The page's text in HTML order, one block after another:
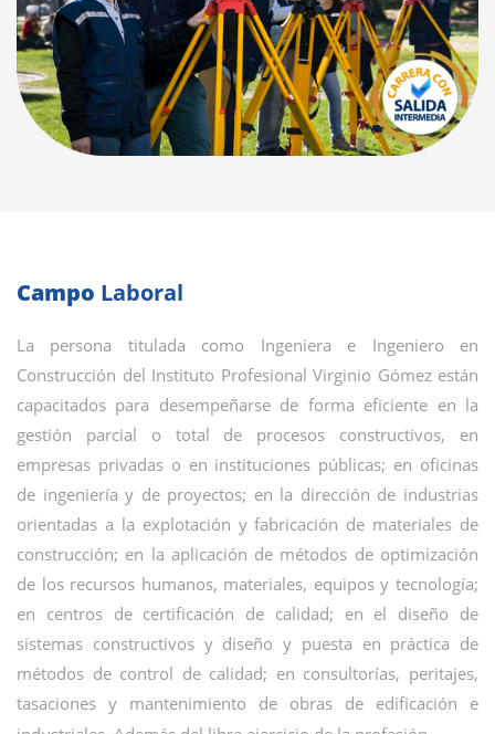
Campo Laboral
La persona titulada como Ingeniera e Ingeniero en
Construcción del Instituto Profesional Virginio Gómez están
capacitados para desempeñarse de forma eficiente en la
gestión parcial o total de procesos constructivos, en
empresas privadas o en instituciones públicas; en oficinas
de ingeniería y de proyectos; en la dirección de industrias
orientadas a la explotación y fabricación de materiales de
construcción; en la aplicación de métodos de optimización
de los recursos humanos, materiales, equipos y tecnología;
en centros de certificación de calidad; en el diseño de
sistemas constructivos y diseño y puesta en práctica de
métodos de control de calidad; en consultorías, peritajes,
tasaciones y mantenimiento de obras de edificación e